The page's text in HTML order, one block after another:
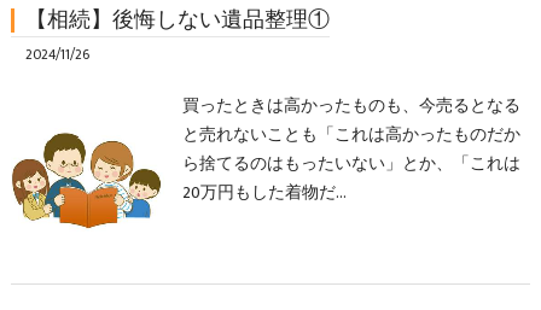
【相続】後悔しない遺品整理①
2024/11/26
買ったときは高かったものも、今売るとなる
と売れないことも「これは高かったものだか
ら捨てるのはもったいない」とか、「これは
20万円もした着物だ…